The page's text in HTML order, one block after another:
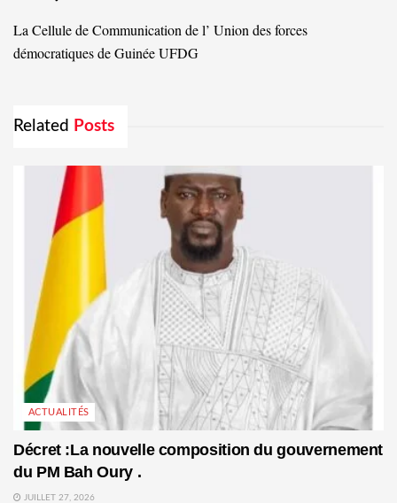
La Cellule de Communication de l’ Union des forces
démocratiques de Guinée UFDG
Related Posts
ACTUALITÉS
Décret :La nouvelle composition du gouvernement
du PM Bah Oury .
JUILLET 27, 2026